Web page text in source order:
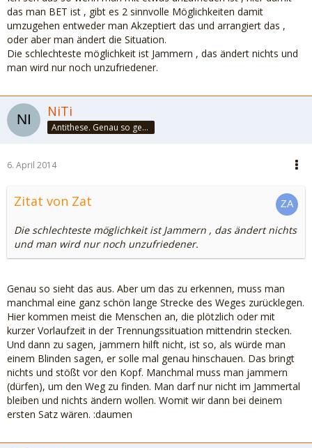
das man BET ist , gibt es 2 sinnvolle Möglichkeiten damit
umzugehen entweder man Akzeptiert das und arrangiert das ,
oder aber man ändert die Situation.
Die schlechteste möglichkeit ist Jammern , das ändert nichts und
man wird nur noch unzufriedener.
NiTi
Antithese. Genau so geht das. Und halbier dir doch mal!
6. April 2014
Zitat von Zat
Die schlechteste möglichkeit ist Jammern , das ändert nichts
und man wird nur noch unzufriedener.
Genau so sieht das aus. Aber um das zu erkennen, muss man
manchmal eine ganz schön lange Strecke des Weges zurücklegen.
Hier kommen meist die Menschen an, die plötzlich oder mit
kurzer Vorlaufzeit in der Trennungssituation mittendrin stecken.
Und dann zu sagen, jammern hilft nicht, ist so, als würde man
einem Blinden sagen, er solle mal genau hinschauen. Das bringt
nichts und stößt vor den Kopf. Manchmal muss man jammern
(dürfen), um den Weg zu finden. Man darf nur nicht im Jammertal
bleiben und nichts ändern wollen. Womit wir dann bei deinem
ersten Satz wären. :daumen